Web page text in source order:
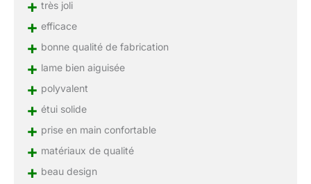
+ très joli
+ efficace
+ bonne qualité de fabrication
+ lame bien aiguisée
+ polyvalent
+ étui solide
+ prise en main confortable
+ matériaux de qualité
+ beau design